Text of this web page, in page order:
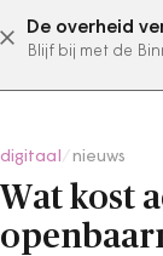
De overheid
Blijf bij met de
digitaal nieuws
Wat kost